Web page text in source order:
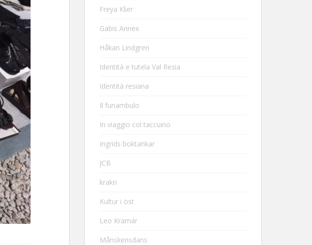
Freya Klier
Gabis Annex
Håkan Lindgren
Identità e tutela Val Resia
Identità resiana
Il funambulo
In viaggio col taccuino
Ingrids boktankar
JCB
krakri
Kultur i öst
Leo Kramár
Månskensdans